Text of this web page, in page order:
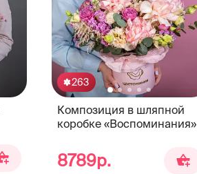
263
Композиция в шляпной
коробке «Воспоминания»
8789р.